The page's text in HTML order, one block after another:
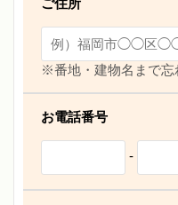
ご住所
※番地・建物名まで忘
お電話番号
-